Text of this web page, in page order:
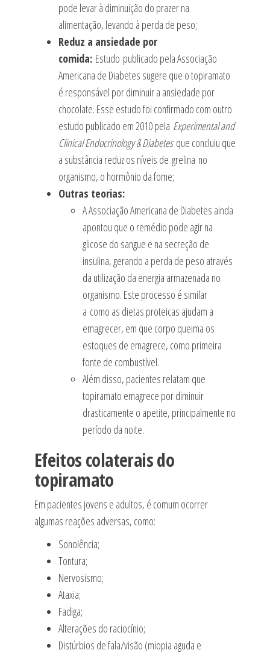
pode levar à diminuição do prazer na
alimentação, levando à perda de peso;
Reduz a ansiedade por
comida:Estudo publicado pela Associação
Americana de Diabetes sugere que o topiramato
é responsável por diminuir a ansiedade por
chocolate. Esse estudo foi confirmado com outro
estudo publicado em 2010 pela Experimental and
Clinical Endocrinology & Diabetesque concluiu que
a substância reduz os níveis de grelina no
organismo, o hormônio da fome;
Outras teorias:
A Associação Americana de Diabetes ainda
apontou que o remédio pode agir na
glicose do sangue e na secreção de
insulina, gerando a perda de peso através
da utilização da energia armazenada no
organismo. Este processo é similar
a como as dietas proteicas ajudam a
emagrecer, em que corpo queima os
estoques de emagrece, como primeira
fonte de combustível.
Além disso, pacientes relatam que
topiramato emagrece por diminuir
drasticamente o apetite, principalmente no
período da noite.
Efeitos colaterais do
topiramato
Em pacientes jovens e adultos, é comum ocorrer
algumas reações adversas, como:
Sonolência;
Tontura;
Nervosismo;
Ataxia;
Fadiga;
Alterações do raciocínio;
Distúrbios de fala/visão (miopia aguda e